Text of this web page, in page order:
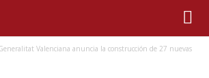
Valenciana anuncia la construcción de 27 nuevas